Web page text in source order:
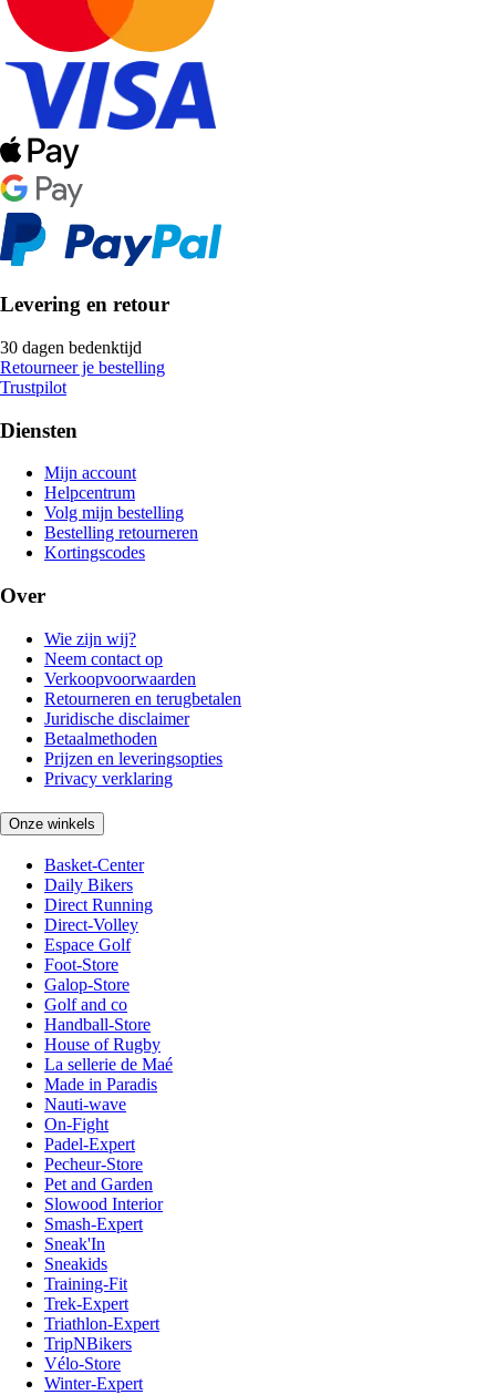
Levering en retour
30 dagen bedenktijd
Retourneer je bestelling
Trustpilot
Diensten
Mijn account
Helpcentrum
Volg mijn bestelling
Bestelling retourneren
Kortingscodes
Over
Wie zijn wij?
Neem contact op
Verkoopvoorwaarden
Retourneren en terugbetalen
Juridische disclaimer
Betaalmethoden
Prijzen en leveringsopties
Privacy verklaring
Onze winkels
Basket-Center
Daily Bikers
Direct Running
Direct-Volley
Espace Golf
Foot-Store
Galop-Store
Golf and co
Handball-Store
House of Rugby
La sellerie de Maé
Made in Paradis
Nauti-wave
On-Fight
Padel-Expert
Pecheur-Store
Pet and Garden
Slowood Interior
Smash-Expert
Sneak'In
Sneakids
Training-Fit
Trek-Expert
Triathlon-Expert
TripNBikers
Vélo-Store
Winter-Expert